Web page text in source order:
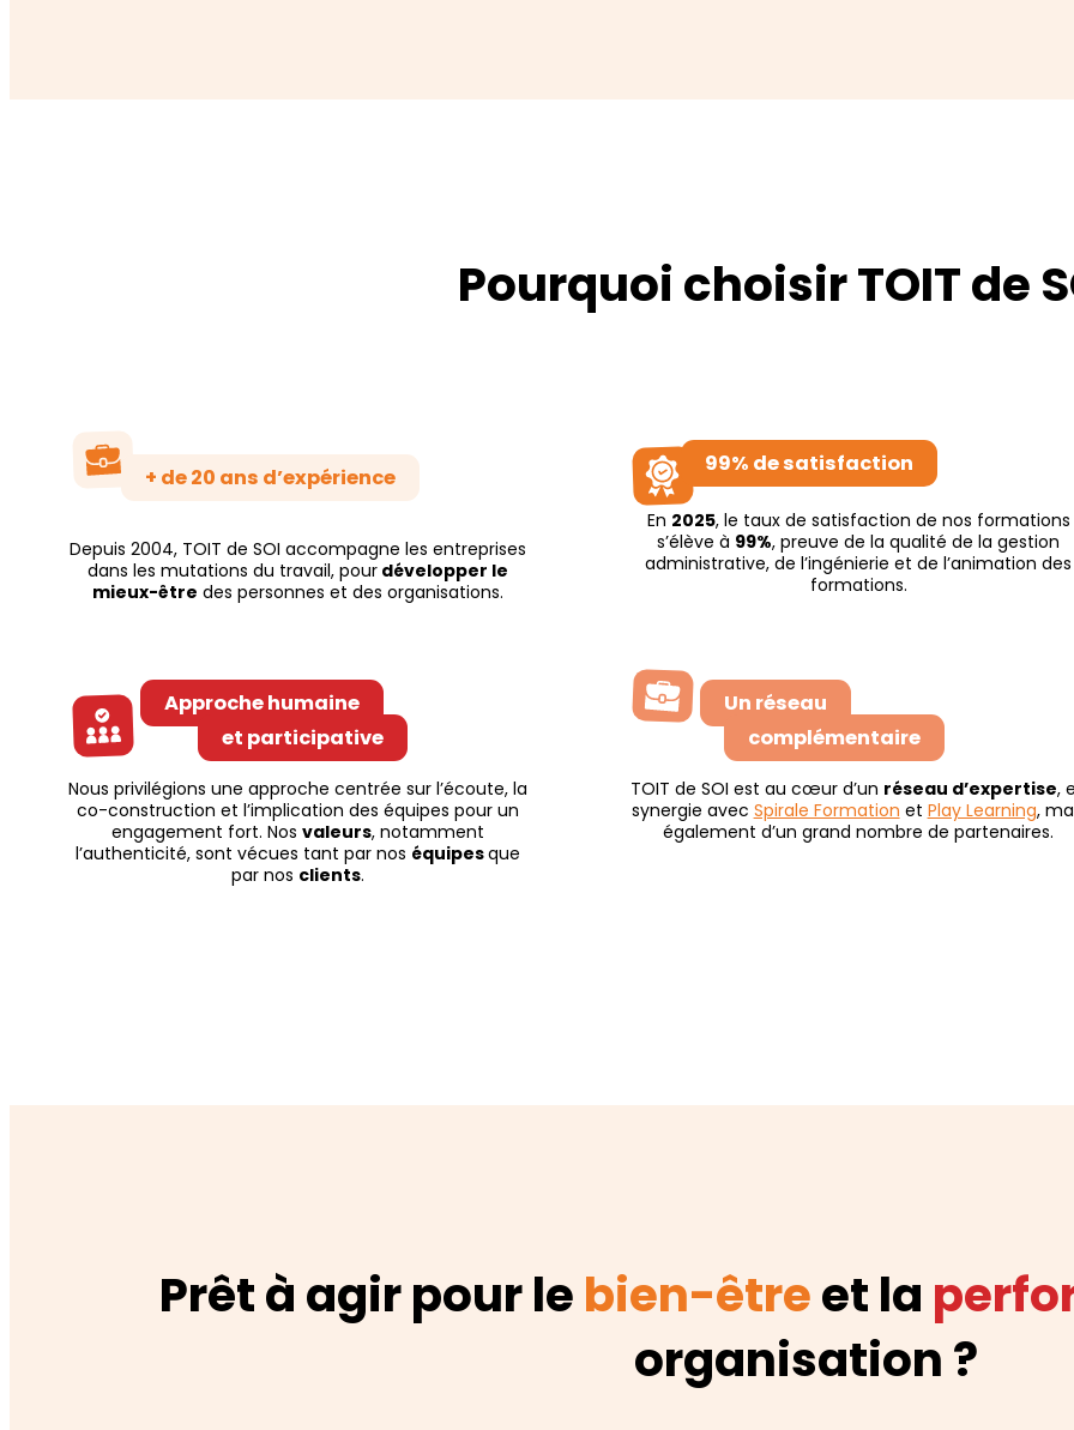
Pourquoi choisir TOIT de
+ de 20 ans d’expérience
Depuis 2004, TOIT de SOI accompagne les entreprises
dans les mutations du travail, pour développer le
mieux-être des personnes et des organisations.
99% de satisfaction
En 2025, le taux de satisfaction de nos formations
s’élève à 99%, preuve de la qualité de la gestion
administrative, de l’ingénierie et de l’animation des
formations.
Approche humaine
et participative
Nous privilégions une approche centrée sur l’écoute, la
co-construction et l’implication des équipes pour un
engagement fort. Nosvaleurs, notamment
l’authenticité, sont vécues tant par nos équipesque
par nos clients.
Un réseau
complémentaire
TOIT de SOI est au cœur d’un réseau d’expertise,
synergie avec Spirale Formation et Play Learning,
également d’un grand nombre de partenaires.
Prêt à agir pour le bien-êtreet la
organisation ?